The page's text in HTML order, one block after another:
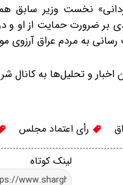
نخست وزیر سابق
بر ضرورت حمایت از او و
به مردم عراق آرزوی
اخبار و تحلیل‌ها به کانال
رأی اعتماد مجلس
لینک کوتاه